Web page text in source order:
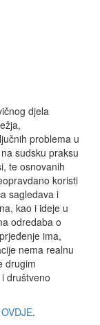
djela
problema u
sudsku praksu
te osnovanih
koristi
sagledava i
kao i ideje u
odredaba o
ima,
nema realnu
drugim
društveno
OVDJE.